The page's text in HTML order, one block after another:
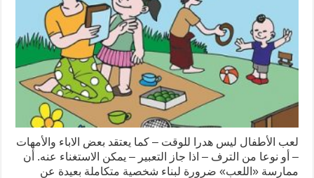
لعب الأطفال ليس هدرا للوقت – كما يعتقد بعض الاباء والأمهات
– أو نوعا من الترف – اذا جاز التعبير – يمكن الاستغناء عنه. أن
ممارسة «اللعب» ضرورة لبناء شخصية متكاملة بعيدة عن